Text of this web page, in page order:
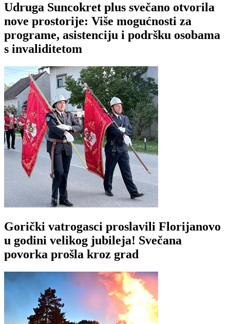
Udruga Suncokret plus svečano otvorila
nove prostorije: Više mogućnosti za
programe, asistenciju i podršku osobama
s invaliditetom
Gorički vatrogasci proslavili Florijanovo
u godini velikog jubileja! Svečana
povorka prošla kroz grad